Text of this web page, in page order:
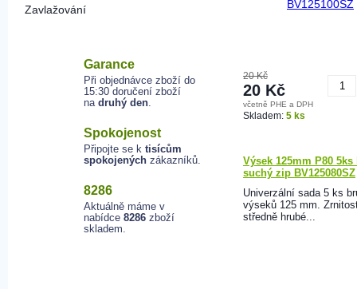
Zavlažování
Garance
Při objednávce zboží do
15:30 doručení zboží
na druhý den.
Spokojenost
Připojte se k tisícům
spokojených zákazníků.
8286
Aktuálně máme v
nabídce 8286 zboží
skladem.
20 Kč
20 Kč
včetně PHE a DPH
Skladem: 5 ks
Výsek 125mm P80
suchý zip BV125080SZ
Univerzální sada 5 ks
výseků 125 mm.
středně hrubé...